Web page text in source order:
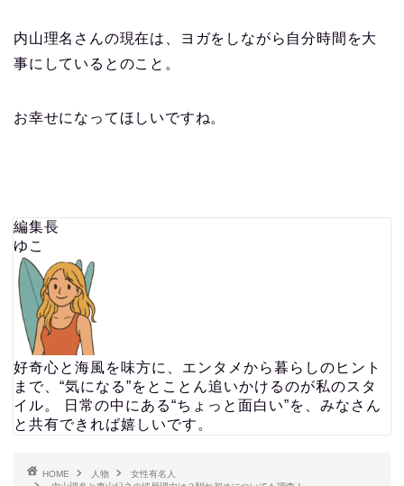
内山理名さんの現在は、ヨガをしながら自分時間を大
事にしているとのこと。
お幸せになってほしいですね。
編集長
ゆこ
好奇心と海風を味方に、エンタメから暮らしのヒント
まで、“気になる”をとことん追いかけるのが私のスタ
イル。 日常の中にある“ちょっと面白い”を、みなさん
と共有できれば嬉しいです。
HOME 人物
女性有名人